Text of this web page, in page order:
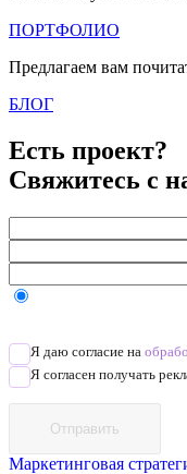
ПОРТФОЛИО
Предлагаем вам
БЛОГ
Есть проект?
Свяжитесь с
Я даю согласие на
Я согласен получать
Отправить
Маркетинговая